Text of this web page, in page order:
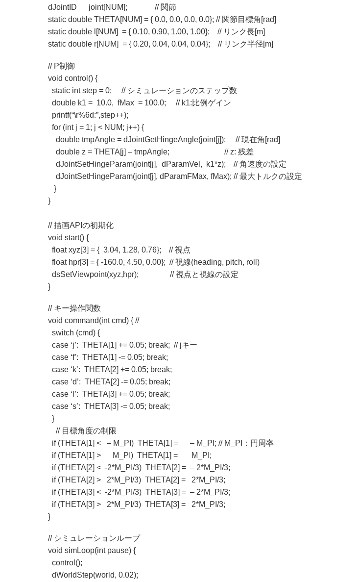
dJointID joint[NUM]; // 関節
static double THETA[NUM] = { 0.0, 0.0, 0.0, 0.0}; // 関節目標角[rad]
static double l[NUM] = { 0.10, 0.90, 1.00, 1.00}; // リンク長[m]
static double r[NUM] = { 0.20, 0.04, 0.04, 0.04}; // リンク半径[m]
// P制御
void control() {
static int step = 0; // シミュレーションのステップ数
double k1 = 10.0, fMax = 100.0; // k1:比例ゲイン
printf(“\r%6d:”,step++);
for (int j = 1; j < NUM; j++) {
double tmpAngle = dJointGetHingeAngle(joint[j]); // 現在角[rad]
double z = THETA[j] – tmpAngle; // z: 残差
dJointSetHingeParam(joint[j], dParamVel, k1*z); // 角速度の設定
dJointSetHingeParam(joint[j], dParamFMax, fMax); // 最大トルクの設定
}
}
// 描画APIの初期化
void start() {
float xyz[3] = { 3.04, 1.28, 0.76}; // 視点
float hpr[3] = { -160.0, 4.50, 0.00}; // 視線(heading, pitch, roll)
dsSetViewpoint(xyz,hpr); // 視点と視線の設定
}
// キー操作関数
void command(int cmd) { //
switch (cmd) {
case ‘j’: THETA[1] += 0.05; break; // jキー
case ‘f’: THETA[1] -= 0.05; break;
case ‘k’: THETA[2] += 0.05; break;
case ‘d’: THETA[2] -= 0.05; break;
case ‘l’: THETA[3] += 0.05; break;
case ‘s’: THETA[3] -= 0.05; break;
}
// 目標角度の制限
if (THETA[1] < – M_PI) THETA[1] = – M_PI; // M_PI：円周率
if (THETA[1] > M_PI) THETA[1] = M_PI;
if (THETA[2] < -2*M_PI/3) THETA[2] = – 2*M_PI/3;
if (THETA[2] > 2*M_PI/3) THETA[2] = 2*M_PI/3;
if (THETA[3] < -2*M_PI/3) THETA[3] = – 2*M_PI/3;
if (THETA[3] > 2*M_PI/3) THETA[3] = 2*M_PI/3;
}
// シミュレーションループ
void simLoop(int pause) {
control();
dWorldStep(world, 0.02);